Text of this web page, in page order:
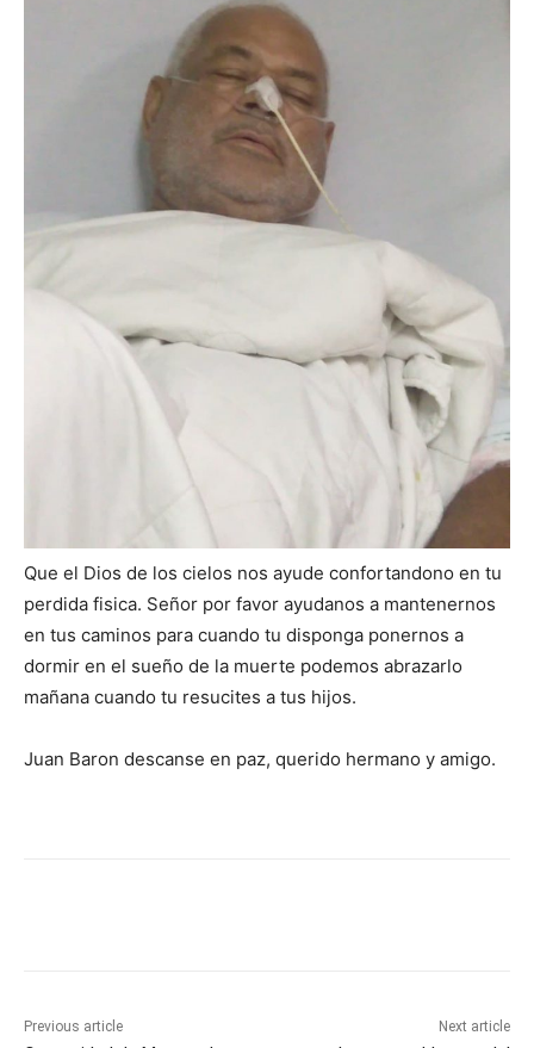
Que el Dios de los cielos nos ayude confortandono en tu
perdida fisica. Señor por favor ayudanos a mantenernos
en tus caminos para cuando tu disponga ponernos a
dormir en el sueño de la muerte podemos abrazarlo
mañana cuando tu resucites a tus hijos.
Juan Baron descanse en paz, querido hermano y amigo.
Previous article Next article